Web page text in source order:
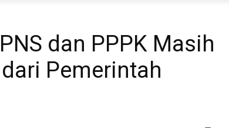
dan PPPK Masih
Pemerintah